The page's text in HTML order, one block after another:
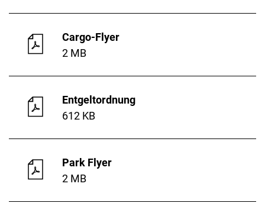
Cargo-Flyer
2 MB
Entgeltordnung
612 KB
Park Flyer
2 MB